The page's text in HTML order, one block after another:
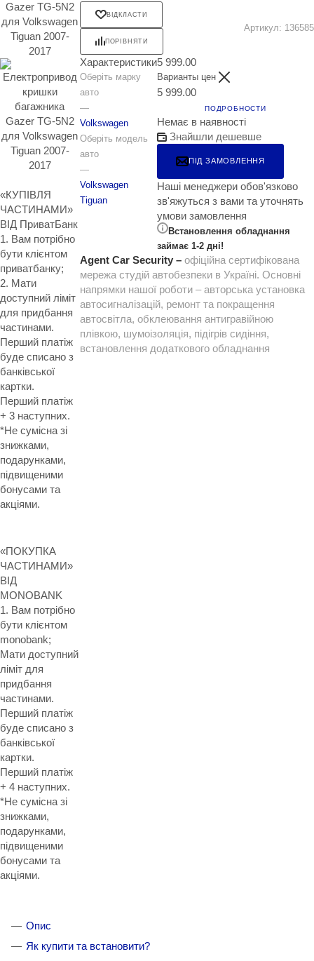
«КУПІВЛЯ
ЧАСТИНАМИ»
ВІД ПриватБанк
1. Вам потрібно
бути клієнтом
приватбанку;
2. Мати
доступний ліміт
для придбання
частинами.
Перший платіж
буде списано з
банківської
картки.
Перший платіж
+ 3 наступних.
*Не сумісна зі
знижками,
подарунками,
підвищеними
бонусами та
акціями.
«ПОКУПКА
ЧАСТИНАМИ»
ВІД
MONOBANK
1. Вам потрібно
бути клієнтом
monobank;
Мати доступний
ліміт для
придбання
частинами.
Перший платіж
буде списано з
банківської
картки.
Перший платіж
+ 4 наступних.
*Не сумісна зі
знижками,
подарунками,
підвищеними
бонусами та
акціями.
ВІДКЛАСТИ
ПОРІВНЯТИ
Артикул: 136585
Характеристики
Оберіть марку
авто
—
Volkswagen
Оберіть модель
авто
—
Volkswagen
Tiguan
5 999.00
Варианты цен
5 999.00
ПОДРОБНОСТИ
Немає в наявності
Знайшли дешевше
ПІД ЗАМОВЛЕННЯ
Наші менеджери обов'язково
зв'яжуться з вами та уточнять
умови замовлення
Встановлення обладнання
займає 1-2 дні!
Agent Car Security – офіційна сертифікована
мережа студій автобезпеки в Україні. Основні
напрямки нашої роботи – авторська установка
автосигналізацій, ремонт та покращення
автосвітла, обклеювання антигравійною
плівкою, шумоізоляція, підігрів сидіння,
встановлення додаткового обладнання
Опис
Як купити та встановити?